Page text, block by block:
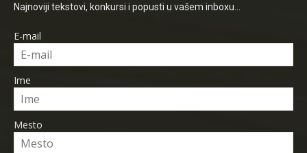
Najnoviji tekstovi, konkursi i popusti u vašem inboxu...
E-mail
Ime
Mesto